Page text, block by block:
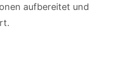
aufbereitet und